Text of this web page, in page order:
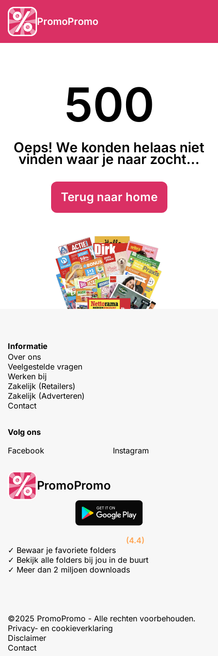
PromoPromo
500
Oeps! We konden helaas niet
vinden waar je naar zocht...
Terug naar home
Informatie
Over ons
Veelgestelde vragen
Werken bij
Zakelijk (Retailers)
Zakelijk (Adverteren)
Contact
Volg ons
Facebook
Instagram
PromoPromo
(4.4)
✓ Bewaar je favoriete folders
✓ Bekijk alle folders bij jou in de buurt
✓ Meer dan 2 miljoen downloads
©2025 PromoPromo - Alle rechten voorbehouden.
Privacy- en cookieverklaring
Disclaimer
Contact